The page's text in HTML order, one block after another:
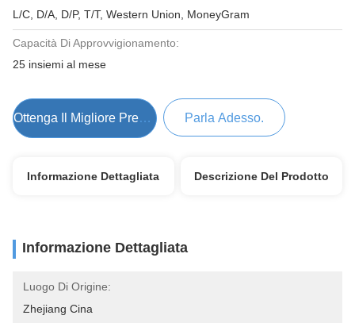
L/C, D/A, D/P, T/T, Western Union, MoneyGram
Capacità Di Approvvigionamento:
25 insiemi al mese
Ottenga Il Migliore Prezzo Parla Adesso.
Informazione Dettagliata Descrizione Del Prodotto
Informazione Dettagliata
Luogo Di Origine:
Zhejiang Cina